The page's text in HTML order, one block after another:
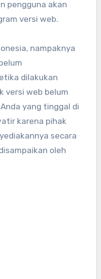
pengguna akan
versi web.
nampaknya
dilakukan
versi web belum
yang tinggal di
karena pihak
secara
oleh